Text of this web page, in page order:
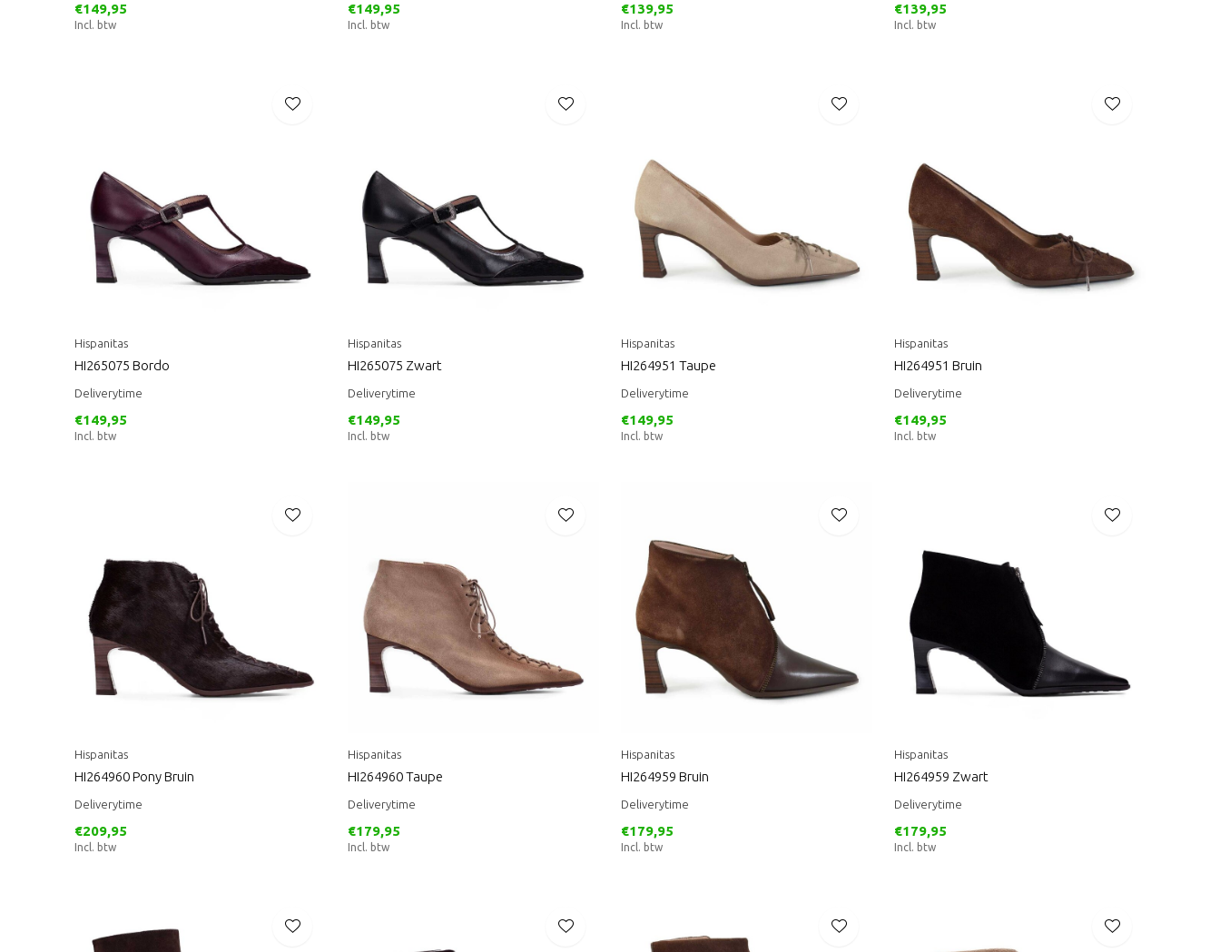
€149,95
Incl. btw
€149,95
Incl. btw
€139,95
Incl. btw
€139,95
Incl. btw
Hispanitas
HI265075 Bordo
Deliverytime
€149,95
Incl. btw
Hispanitas
HI265075 Zwart
Deliverytime
€149,95
Incl. btw
Hispanitas
HI264951 Taupe
Deliverytime
€149,95
Incl. btw
Hispanitas
HI264951 Bruin
Deliverytime
€149,95
Incl. btw
Hispanitas
HI264960 Pony Bruin
Deliverytime
€209,95
Incl. btw
Hispanitas
HI264960 Taupe
Deliverytime
€179,95
Incl. btw
Hispanitas
HI264959 Bruin
Deliverytime
€179,95
Incl. btw
Hispanitas
HI264959 Zwart
Deliverytime
€179,95
Incl. btw